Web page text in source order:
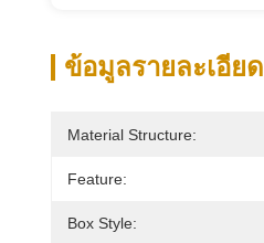
ข้อมูลรายละเอียด
Material Structure:
Feature:
Box Style: